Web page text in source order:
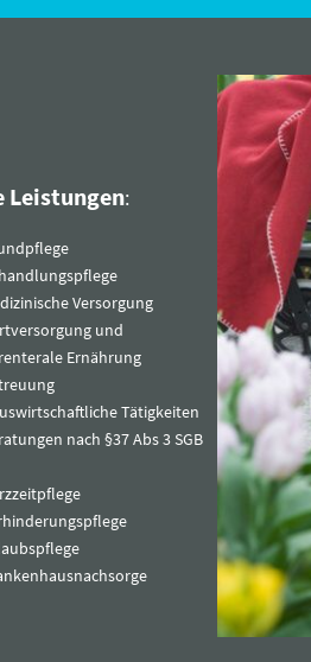
Leistungen:
Versorgung
und
Ernährung
Tätigkeiten
nach §37 Abs 3 SGB